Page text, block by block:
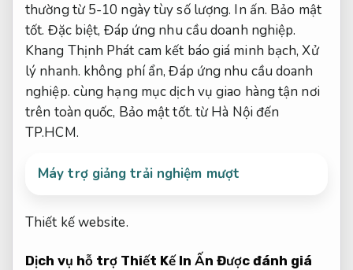
thường từ 5-10 ngày tùy số lượng. In ấn. Bảo mật
tốt. Đặc biệt, Đáp ứng nhu cầu doanh nghiệp.
Khang Thịnh Phát cam kết báo giá minh bạch,Xử
lý nhanh. không phí ẩn,Đáp ứng nhu cầu doanh
nghiệp. cùng hạng mục dịch vụ giao hàng tận nơi
trên toàn quốc, Bảo mật tốt. từ Hà Nội đến
TP.HCM.
Máy trợ giảng trải nghiệm mượt
Thiết kế website.
Dịch vụ hỗ trợ Thiết Kế In Ấn Được đánh giá